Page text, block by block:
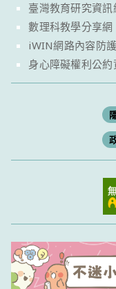
臺灣教育研究資訊
數理科教學分享網
iWIN網路內容防
身心障礙權利公約